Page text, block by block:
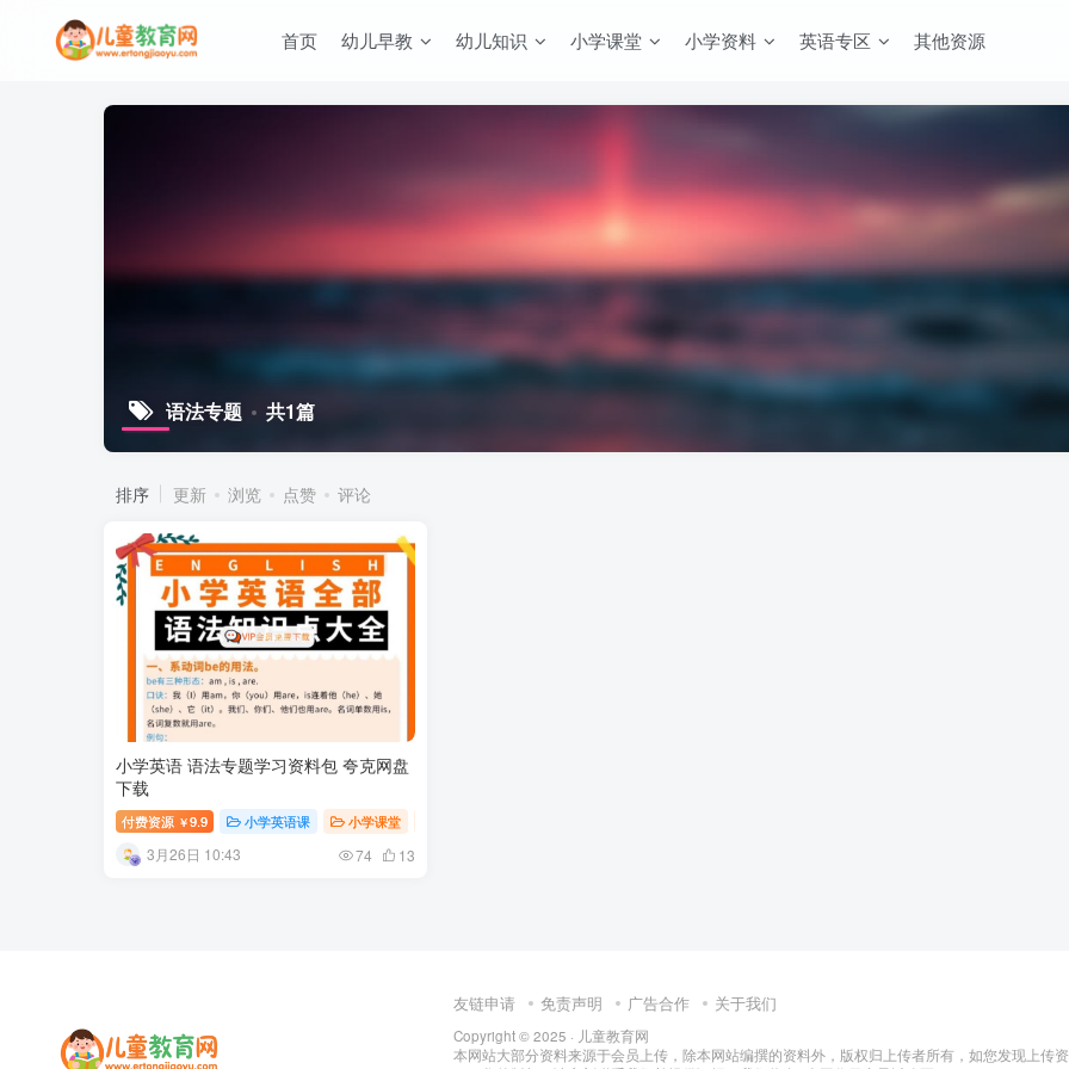
首页 幼儿早教 幼儿知识 小学课堂 小学资料 英语专区 其他资源
语法专题 共1篇
排序 更新 浏览 点赞 评论
小学英语 语法专题学习资料包 夸克网盘
下载
付费资源 ￥9.9 小学英语课 小学课堂
3月26日 10:43 74 13
友链申请 免责声明 广告合作 关于我们
Copyright © 2025 · 儿童教育网
本网站大部分资料来源于会员上传，除本网站编撰的资料外，版权归上传者所有，如您发现上传